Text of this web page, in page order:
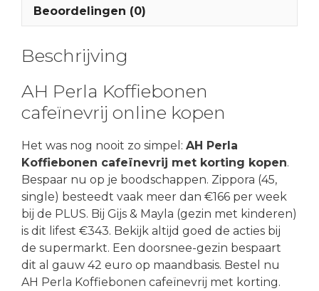
Beoordelingen (0)
Beschrijving
AH Perla Koffiebonen
cafeïnevrij online kopen
Het was nog nooit zo simpel: AH Perla
Koffiebonen cafeïnevrij met korting kopen.
Bespaar nu op je boodschappen. Zippora (45,
single) besteedt vaak meer dan €166 per week
bij de PLUS. Bij Gijs & Mayla (gezin met kinderen)
is dit lifest €343. Bekijk altijd goed de acties bij
de supermarkt. Een doorsnee-gezin bespaart
dit al gauw 42 euro op maandbasis. Bestel nu
AH Perla Koffiebonen cafeïnevrij met korting.